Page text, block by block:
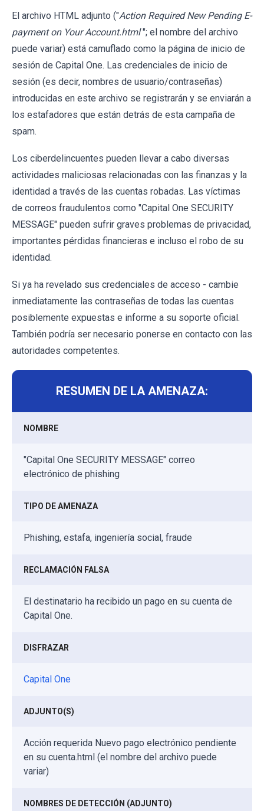
El archivo HTML adjunto ("Action Required New Pending E-
payment on Your Account.html "; el nombre del archivo
puede variar) está camuflado como la página de inicio de
sesión de Capital One. Las credenciales de inicio de
sesión (es decir, nombres de usuario/contraseñas)
introducidas en este archivo se registrarán y se enviarán a
los estafadores que están detrás de esta campaña de
spam.
Los ciberdelincuentes pueden llevar a cabo diversas
actividades maliciosas relacionadas con las finanzas y la
identidad a través de las cuentas robadas. Las víctimas
de correos fraudulentos como "Capital One SECURITY
MESSAGE" pueden sufrir graves problemas de privacidad,
importantes pérdidas financieras e incluso el robo de su
identidad.
Si ya ha revelado sus credenciales de acceso - cambie
inmediatamente las contraseñas de todas las cuentas
posiblemente expuestas e informe a su soporte oficial.
También podría ser necesario ponerse en contacto con las
autoridades competentes.
RESUMEN DE LA AMENAZA:
NOMBRE
"Capital One SECURITY MESSAGE" correo
electrónico de phishing
TIPO DE AMENAZA
Phishing, estafa, ingeniería social, fraude
RECLAMACIÓN FALSA
El destinatario ha recibido un pago en su cuenta de
Capital One.
DISFRAZAR
Capital One
ADJUNTO(S)
Acción requerida Nuevo pago electrónico pendiente
en su cuenta.html (el nombre del archivo puede
variar)
NOMBRES DE DETECCIÓN (ADJUNTO)